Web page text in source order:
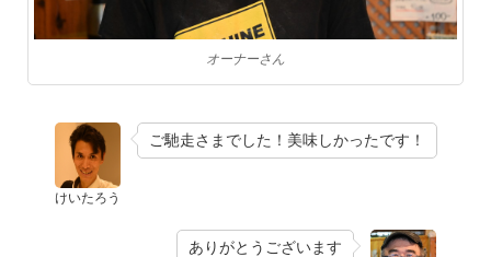
オーナーさん
けいたろう
ご馳走さまでした！美味しかったです！
ありがとうございます